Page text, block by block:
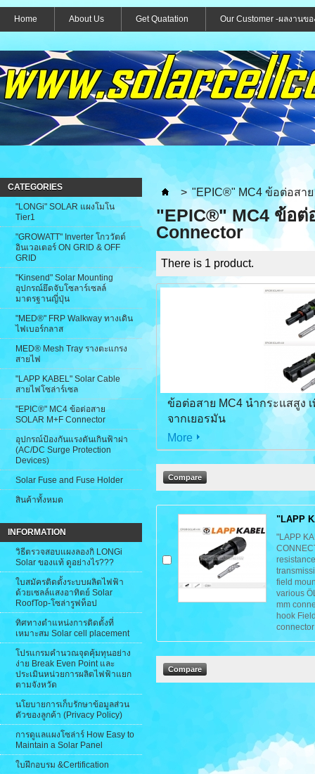
Home About Us Get Quatation Our Customer -ผลงานขอ
CATEGORIES
"LONGi" SOLAR แผงโมโน
Tier1
"GROWATT" Inverter โกววัตต์
อินเวอเตอร์ ON GRID & OFF
GRID
"Kinsend" Solar Mounting
อุปกรณ์ยึดจับโซลาร์เซลล์
มาตรฐานญี่ปุ่น
"MED®" FRP Walkway ทางเดิน
ไฟเบอร์กลาส
MED® Mesh Tray รางตะแกรง
สายไฟ
"LAPP KABEL" Solar Cable
สายไฟโซล่าร์เซล
"EPIC®" MC4 ข้อต่อสาย
SOLAR M+F Connector
อุปกรณ์ป้องกันแรงดันเกินฟ้าผ่า
(AC/DC Surge Protection
Devices)
Solar Fuse and Fuse Holder
สินค้าทั้งหมด
INFORMATION
วิธีตรวจสอบแผงลองกิ LONGi
Solar ของแท้ ดูอย่างไร???
ใบสมัครติดตั้งระบบผลิตไฟฟ้า
ด้วยเซลล์แสงอาทิตย์ Solar
RoofTop-โซล่ารูฟท็อป
ทิศทางตำแหน่งการติดตั้งที่
เหมาะสม Solar cell placement
โปรแกรมคำนวณจุดคุ้มทุนอย่าง
ง่าย Break Even Point และ
ประเมินหน่วยการผลิตไฟฟ้าแยก
ตามจังหวัด
นโยบายการเก็บรักษาข้อมูลส่วน
ตัวของลูกค้า (Privacy Policy)
การดูแลแผงโซล่าร์ How Easy to
Maintain a Solar Panel
ใบฝึกอบรม &Certification
> "EPIC®" MC4 ข้อต่อสาย
"EPIC®" MC4 ข้อต่
Connector
There is 1 product.
ข้อต่อสาย MC4 นำกระแสสูง
จากเยอรมัน
More
"LAPP
"LAPP
field
various
mm
hook
connector